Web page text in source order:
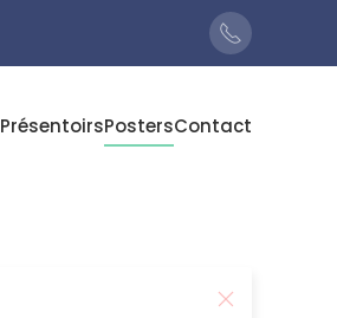
PrésentoirsPostersContact